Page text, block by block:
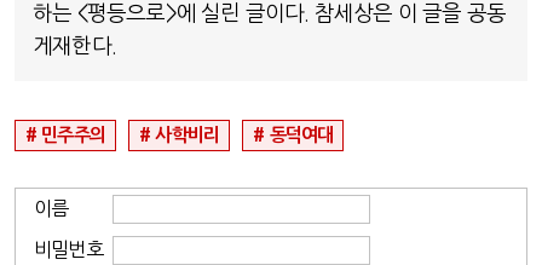
하는 <평등으로>에 실린 글이다. 참세상은 이 글을 공동
게재한다.
민주주의 사학비리 동덕여대
이름
비밀번호